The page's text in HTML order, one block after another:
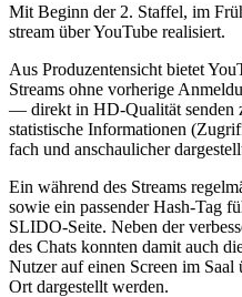
Mit Beginn der 2. Staf­fel, im
stream über You­Tube rea­li­siert.
Aus Pro­du­zen­ten­sicht bie­tet
Streams ohne vor­he­ri­ge
— direkt in HD-Qua­li­tät sen­den
sta­tis­ti­sche Infor­ma­tio­nen
fach und anschau­li­cher
Ein wäh­rend des Streams
sowie ein pas­sen­der Hash-Tag
SLIDO-Sei­te. Neben der
des Chats konn­ten damit auch
Nut­zer auf einen Screen im
Ort dar­ge­stellt werden.